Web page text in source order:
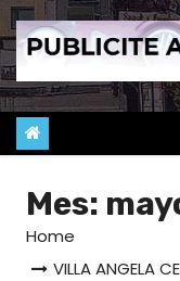
Mes:
Home
VILLA ANGELA